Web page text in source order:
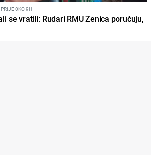
PRIJE OKO 9H
se vratili: Rudari RMU Zenica poručuju,